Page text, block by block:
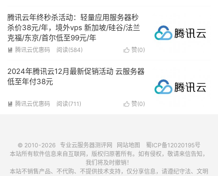
腾讯云年终秒杀活动：轻量应用服务器秒
杀价38元/年，境外vps 新加坡/硅谷/法兰
克福/东京/首尔低至99元/年
 赞(0)
 腾讯云优惠码 阅读(584)
2024年腾讯云12月最新促销活动 云服务器
低至年付38元
 赞(0)
 腾讯云优惠码 阅读(711)
© 2010-2026 专业云服务器测评网 网站地图
蜀ICP备12020195号
本站所有软件信息来自互联网，版权归原著所有。如有侵权，敬请来信告知，
我们将及时撤销！
本站不销售产品、不代购、不提供技术支持，仅分享信息，请遵纪守法、文明